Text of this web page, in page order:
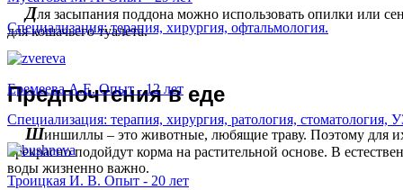
Для засыпания поддона можно использовать опилки или
для кошачьего туалета.
Предпочтения в еде
Шиншиллы – это животные, любящие траву. Поэтому для
прекрасно подойдут корма на растительной основе. В
воды жизненно важно.
Специализация: терапия, хирургия, офтальмология.
Еремеева А.Е. Опыт - 12 лет
Специализация: терапия, хирургия, ратология, стоматология,
Троицкая И. В. Опыт - 20 лет